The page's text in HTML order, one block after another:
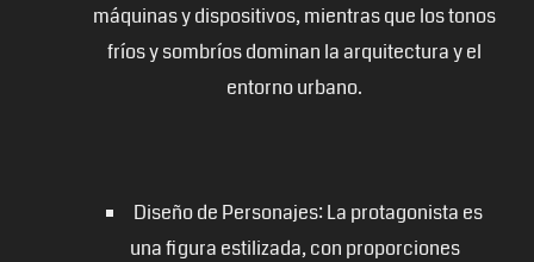
máquinas y dispositivos, mientras que los tonos
fríos y sombríos dominan la arquitectura y el
entorno urbano.
Diseño de Personajes: La protagonista es
una figura estilizada, con proporciones